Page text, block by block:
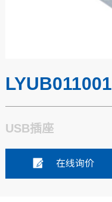
LYUB011001
USB插座
在线询价